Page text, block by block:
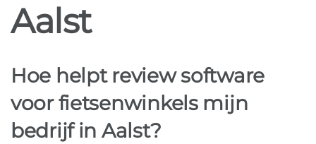
Aalst
Hoe helpt review software
voor fietsenwinkels mijn
bedrijf in Aalst?